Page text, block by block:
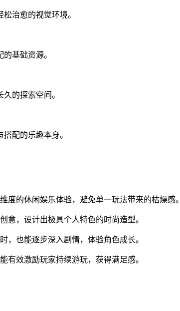
治愈的视觉环境。
基础资源。
的探索空间。
配的乐趣本身。
度的休闲娱乐体验，避免单一玩法带来的枯燥感。
意，设计出极具个人特色的时尚造型。
，也能逐步深入剧情，体验角色成长。
有效激励玩家持续游玩，获得满足感。